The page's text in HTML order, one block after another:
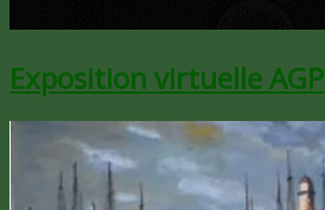
Exposition virtuelle AGP